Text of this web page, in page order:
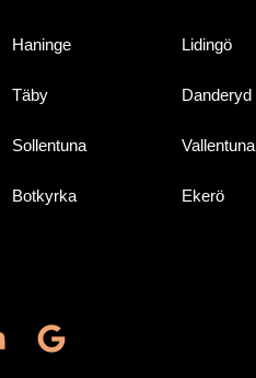
Haninge
Täby
Sollentuna
Botkyrka
Lidingö
Danderyd
Vallentuna
Ekerö